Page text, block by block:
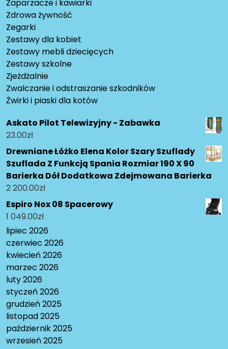
Zaparzacze i kawiarki
Zdrowa żywność
Zegarki
Zestawy dla kobiet
Zestawy mebli dziecięcych
Zestawy szkolne
Zjeżdżalnie
Zwalczanie i odstraszanie szkodników
Żwirki i piaski dla kotów
Askato Pilot Telewizyjny - Zabawka
23.00zł
Drewniane Łóżko Elena Kolor Szary Szuflady
Szuflada Z Funkcją Spania Rozmiar 190 X 90
Barierka Dół Dodatkowa Zdejmowana Barierka
2 200.00zł
Espiro Nox 08 Spacerowy
1 049.00zł
lipiec 2026
czerwiec 2026
kwiecień 2026
marzec 2026
luty 2026
styczeń 2026
grudzień 2025
listopad 2025
październik 2025
wrzesień 2025